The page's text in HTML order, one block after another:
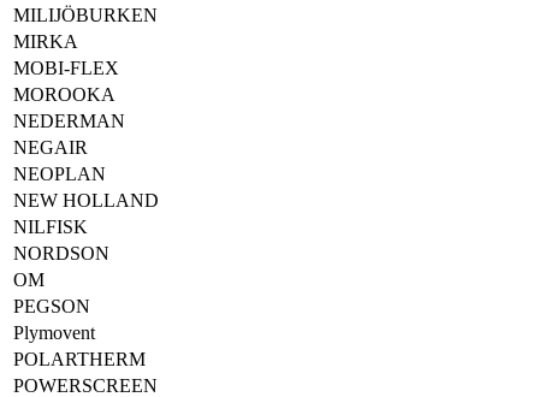
MILIJÖBURKEN
MIRKA
MOBI-FLEX
MOROOKA
NEDERMAN
NEGAIR
NEOPLAN
NEW HOLLAND
NILFISK
NORDSON
OM
PEGSON
Plymovent
POLARTHERM
POWERSCREEN